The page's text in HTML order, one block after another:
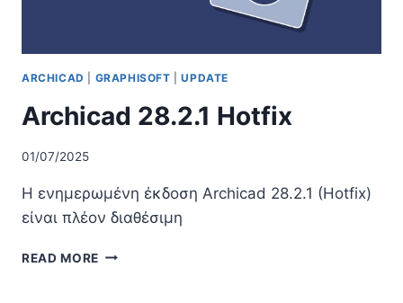
ARCHICAD GRAPHISOFT |UPDATE
Archicad 28.2.1 Hotfix
01/07/2025
Η ενημερωμένη έκδοση Archicad 28.2.1 (Hotfix)
είναι πλέον διαθέσιμη
READ MORE ARCHICAD